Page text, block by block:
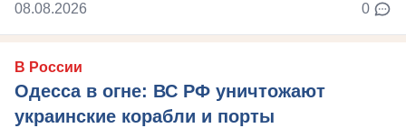
08.08.2026 0
В России
Одесса в огне: ВС РФ уничтожают
украинские корабли и порты